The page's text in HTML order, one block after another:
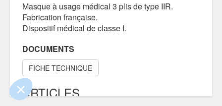
que le contenu de ce site vous intéresse
mais on aimerait bien vous accompagner
certifiés par
Je choisis OK pour moi
Masque à usage médical 3 plis de type IIR.
Fabrication française.
Dispositif médical de classe I.
DOCUMENTS
FICHE TECHNIQUE
ARTICLES